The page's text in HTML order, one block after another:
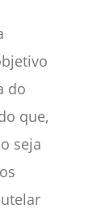
do
que,
seja